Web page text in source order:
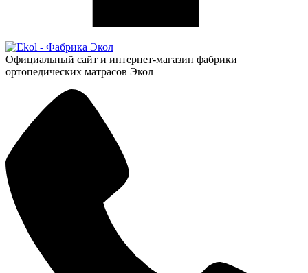
Официальный сайт и интернет-магазин фабрики
ортопедических матрасов Экол